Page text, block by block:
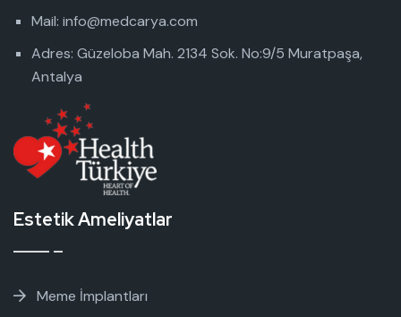
Mail: info@medcarya.com
Adres: Güzeloba Mah. 2134 Sok. No:9/5 Muratpaşa,
Antalya
Estetik Ameliyatlar
Meme İmplantları